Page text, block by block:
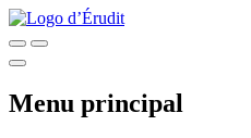
Menu principal